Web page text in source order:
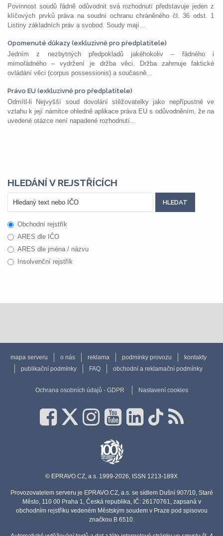
Povinnost soudů řádně odůvodnit svá rozhodnutí představuje jeden z
klíčových prvků práva na soudní ochranu chráněného čl. 36 odst. 1
Listiny základních práv a svobod. Soudy mají...
Opomenuté důkazy (exkluzivně pro předplatitele)
Jedním z nezbytných předpokladů jakéhokoliv – řádného i
mimořádného – vydržení je držba věci. Držba zahrnuje faktické
ovládání věci (corpus possessionis) a současně...
Právo EU (exkluzivně pro předplatitele)
Odmítl-li Nejvyšší soud dovolání stěžovatelky jako nepřípustné ve
vztahu k její námitce ohledně aplikace práva EU s odůvodněním, že na
uvedené otázce není napadené rozhodnutí...
HLEDÁNÍ V REJSTŘÍCÍCH
Obchodní rejstřík
ARES dle IČO
ARES dle jména / názvu
Insolvenční rejstřík
mapa serveru o nás reklama podmínky provozu
kontakty
publikační podmínky
FAQ obchodní a reklamační podmínky
Ochrana osobních údajů - GDPR Nastavení cookies
© EPRAVO.CZ, a.s. 1999-2026, ISSN 1213-189X
Provozovatelem serveru je EPRAVO.CZ, a.s. se sídlem Dušní 907/10, Staré
Město, 110 00 Praha 1, Česká republika, IČ: 26170761, zapsaná v
obchodním rejstříku vedeném Městským soudem v Praze pod spisovou
značkou B 6510.